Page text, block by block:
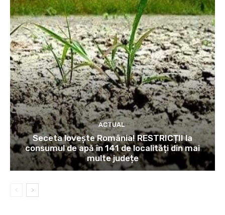
ACTUAL
Seceta lovește România! RESTRICȚII la
consumul de apă în 141 de localități din mai
multe județe